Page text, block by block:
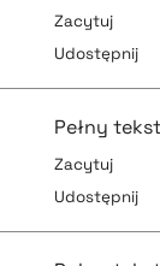
pobierz cytat
Zacytuj
Udostępnij
pobierz cytat
Pełny tekst
Zacytuj
Udostępnij